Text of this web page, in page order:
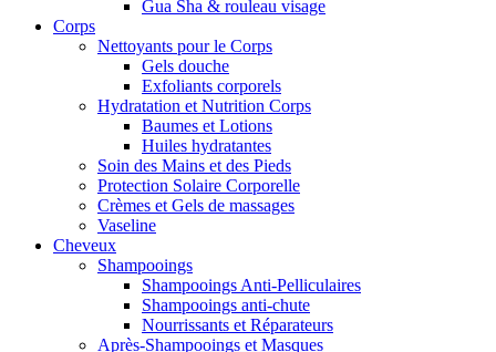
Gua Sha & rouleau visage
Corps
Nettoyants pour le Corps
Gels douche
Exfoliants corporels
Hydratation et Nutrition Corps
Baumes et Lotions
Huiles hydratantes
Soin des Mains et des Pieds
Protection Solaire Corporelle
Crèmes et Gels de massages
Vaseline
Cheveux
Shampooings
Shampooings Anti-Pelliculaires
Shampooings anti-chute
Nourrissants et Réparateurs
Après-Shampooings et Masques